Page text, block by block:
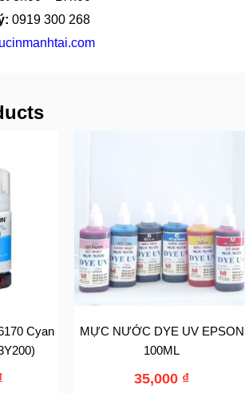
0919 300 268
Cyan
MỰC NƯỚC DYE UV EPSON
100ML
35,000 ₫